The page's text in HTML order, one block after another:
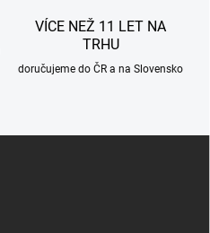
VÍCE NEŽ 11 LET NA
TRHU
doručujeme do ČR a na Slovensko